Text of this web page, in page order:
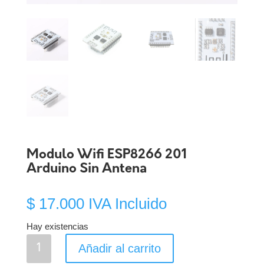
Modulo Wifi ESP8266 201
Arduino Sin Antena
$17.000 IVA Incluido
Hay existencias
Modulo
Añadir al carrito